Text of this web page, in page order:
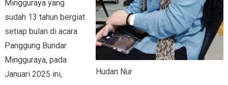
Hudan Nur
Mingguraya yang
sudah 13 tahun bergiat
setiap bulan di acara
Panggung Bundar
Mingguraya, pada
Januari 2025 ini,